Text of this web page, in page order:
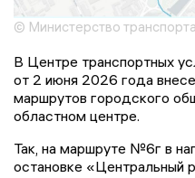
© Министерство
В Центре транспортных
от 2 июня 2026 года
маршрутов городского
областном центре.
Так, на маршруте №6г в
остановке «Центральный